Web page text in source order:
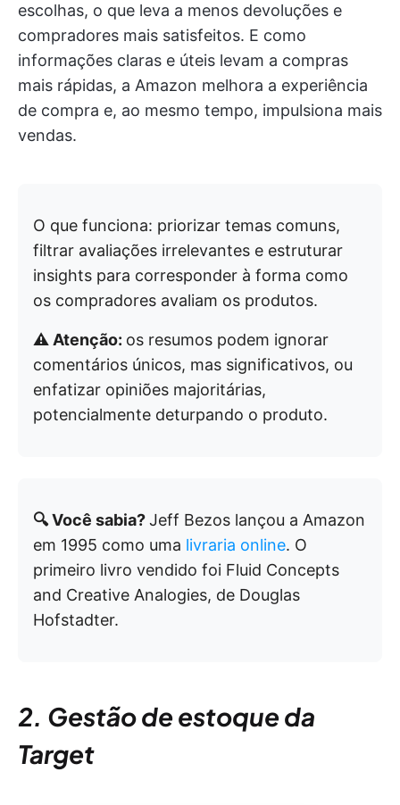
escolhas, o que leva a menos devoluções e
compradores mais satisfeitos. E como
informações claras e úteis levam a compras
mais rápidas, a Amazon melhora a experiência
de compra e, ao mesmo tempo, impulsiona mais
vendas.
O que funciona: priorizar temas comuns,
filtrar avaliações irrelevantes e estruturar
insights para corresponder à forma como
os compradores avaliam os produtos.
⚠️ Atenção: os resumos podem ignorar
comentários únicos, mas significativos, ou
enfatizar opiniões majoritárias,
potencialmente deturpando o produto.
🔍 Você sabia?Jeff Bezos lançou a Amazon
em 1995 como uma livraria online. O
primeiro livro vendido foi Fluid Concepts
and Creative Analogies, de Douglas
Hofstadter.
2. Gestão de estoque da
Target